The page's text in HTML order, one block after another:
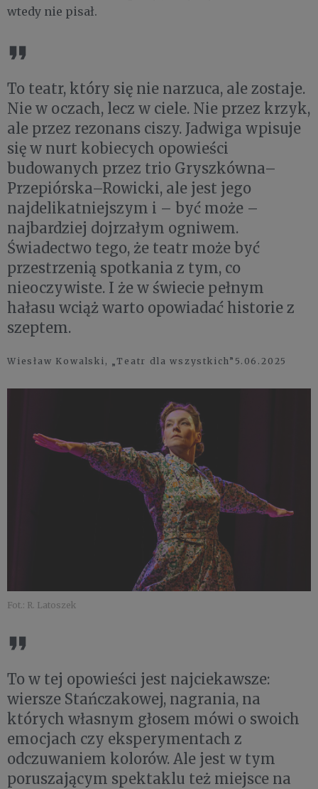
wtedy nie pisał.
To teatr, który się nie narzuca, ale zostaje.
Nie w oczach, lecz w ciele. Nie przez krzyk,
ale przez rezonans ciszy. Jadwiga wpisuje
się w nurt kobiecych opowieści
budowanych przez trio Gryszkówna–
Przepiórska–Rowicki, ale jest jego
najdelikatniejszym i – być może –
najbardziej dojrzałym ogniwem.
Świadectwo tego, że teatr może być
przestrzenią spotkania z tym, co
nieoczywiste. I że w świecie pełnym
hałasu wciąż warto opowiadać historie z
szeptem.
Wiesław Kowalski, „Teatr dla wszystkich”5.06.2025
Fot.: R. Latoszek
To w tej opowieści jest najciekawsze:
wiersze Stańczakowej, nagrania, na
których własnym głosem mówi o swoich
emocjach czy eksperymentach z
odczuwaniem kolorów. Ale jest w tym
poruszającym spektaklu też miejsce na